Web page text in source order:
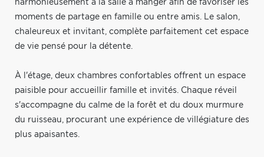
harmonieusement à la salle à manger afin de favoriser les
moments de partage en famille ou entre amis. Le salon,
chaleureux et invitant, complète parfaitement cet espace
de vie pensé pour la détente.
À l'étage, deux chambres confortables offrent un espace
paisible pour accueillir famille et invités. Chaque réveil
s'accompagne du calme de la forêt et du doux murmure
du ruisseau, procurant une expérience de villégiature des
plus apaisantes.